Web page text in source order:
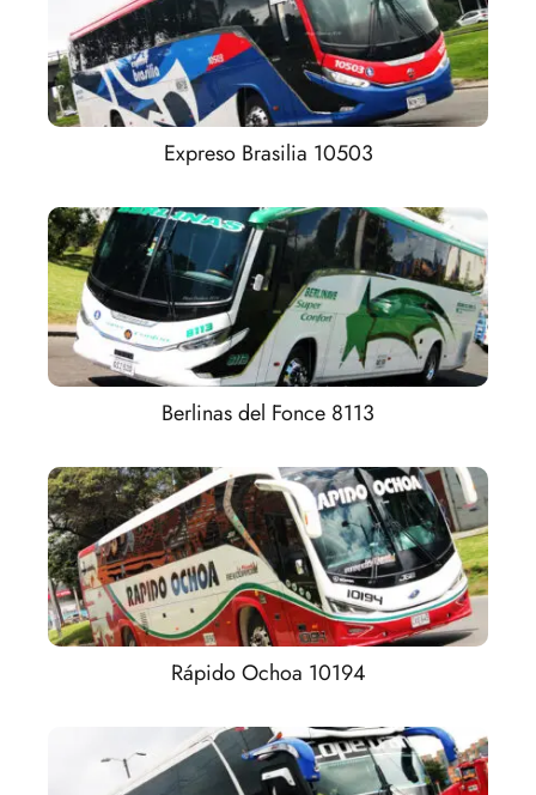
Expreso Brasilia 10503
Berlinas del Fonce 8113
Rápido Ochoa 10194